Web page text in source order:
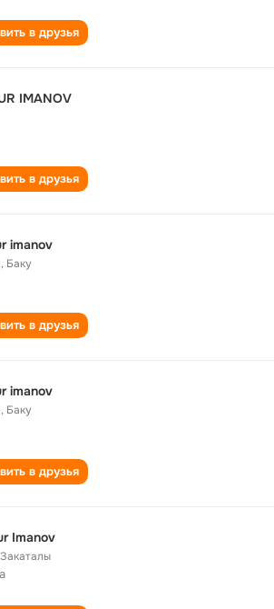
в друзья
IMANOV
в друзья
imanov
, Баку
в друзья
imanov
, Баку
в друзья
Imanov
Закаталы